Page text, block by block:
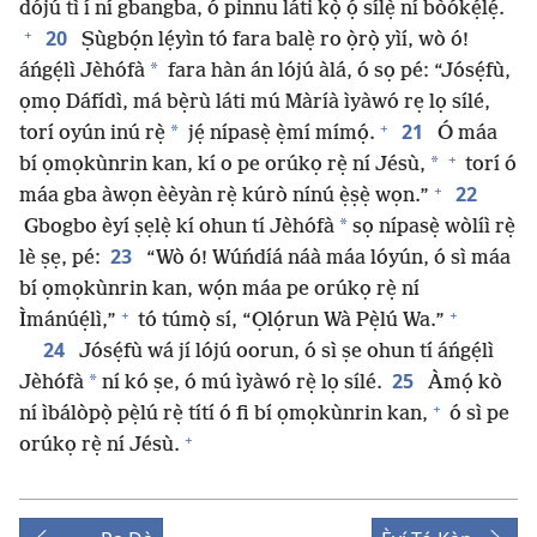
dójú tì í ní gbangba, ó pinnu láti kọ̀ ọ́ sílẹ̀ ní bòókẹ́lẹ́.
+ 20
Ṣùgbọ́n lẹ́yìn tó fara balẹ̀ ro ọ̀rọ̀ yìí, wò ó!
áńgẹ́lì Jèhófà * fara hàn án lójú àlá, ó sọ pé: “Jósẹ́fù,
ọmọ Dáfídì, má bẹ̀rù láti mú Màríà ìyàwó rẹ lọ sílé,
torí oyún inú rẹ̀ * jẹ́ nípasẹ̀ ẹ̀mí mímọ́. + 21
Ó máa
bí ọmọkùnrin kan, kí o pe orúkọ rẹ̀ ní Jésù, * + torí ó
máa gba àwọn èèyàn rẹ̀ kúrò nínú ẹ̀ṣẹ̀ wọn.” + 22
Gbogbo èyí ṣẹlẹ̀ kí ohun tí Jèhófà * sọ nípasẹ̀ wòlíì rẹ̀
lè ṣẹ, pé: 23
“Wò ó! Wúńdíá náà máa lóyún, ó sì máa
bí ọmọkùnrin kan, wọ́n máa pe orúkọ rẹ̀ ní
Ìmánúẹ́lì,” + tó túmọ̀ sí, “Ọlọ́run Wà Pẹ̀lú Wa.” +
24
Jósẹ́fù wá jí lójú oorun, ó sì ṣe ohun tí áńgẹ́lì
Jèhófà * ní kó ṣe, ó mú ìyàwó rẹ̀ lọ sílé. 25
Àmọ́ kò
ní ìbálòpọ̀ pẹ̀lú rẹ̀ títí ó fi bí ọmọkùnrin kan, + ó sì pe
orúkọ rẹ̀ ní Jésù. +